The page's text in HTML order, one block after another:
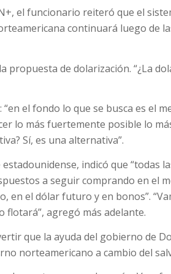
el funcionario reiteró que el
continuará luego de
propuesta de dolarización. “¿La
el fondo lo que se busca es el
lo más fuertemente posible lo
Sí, es una alternativa”.
indicó que “todas
a seguir comprando en el
en el dólar futuro y en bonos”.
flotará”, agregó más adelante.
que la ayuda del gobierno de
norteamericano a cambio del